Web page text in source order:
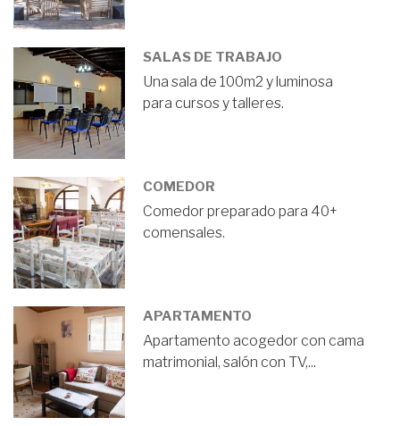
SALAS DE TRABAJO
Una sala de 100m2 y luminosa
para cursos y talleres.
COMEDOR
Comedor preparado para 40+
comensales.
APARTAMENTO
Apartamento acogedor con cama
matrimonial, salón con TV,...